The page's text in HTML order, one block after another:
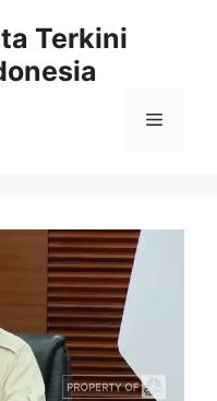
Terkini
Menu